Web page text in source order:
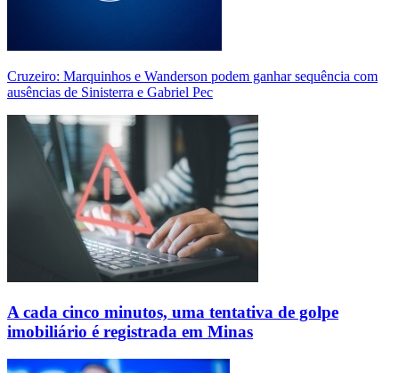
Cruzeiro: Marquinhos e Wanderson podem ganhar sequência com
ausências de Sinisterra e Gabriel Pec
A cada cinco minutos, uma tentativa de golpe
imobiliário é registrada em Minas